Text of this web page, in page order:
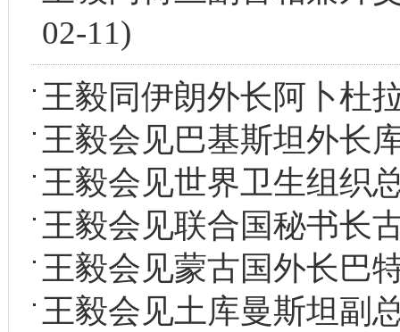
02-11)
王毅同伊朗外长阿卜杜
王毅会见巴基斯坦外长
王毅会见世界卫生组织
王毅会见联合国秘书长
王毅会见蒙古国外长巴
王毅会见土库曼斯坦副